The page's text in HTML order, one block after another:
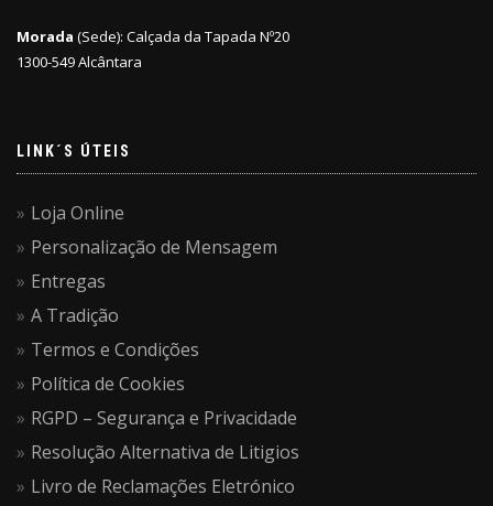
Morada (Sede): Calçada da Tapada Nº20
1300-549 Alcântara
LINK´S ÚTEIS
Loja Online
Personalização de Mensagem
Entregas
A Tradição
Termos e Condições
Política de Cookies
RGPD – Segurança e Privacidade
Resolução Alternativa de Litigios
Livro de Reclamações Eletrónico